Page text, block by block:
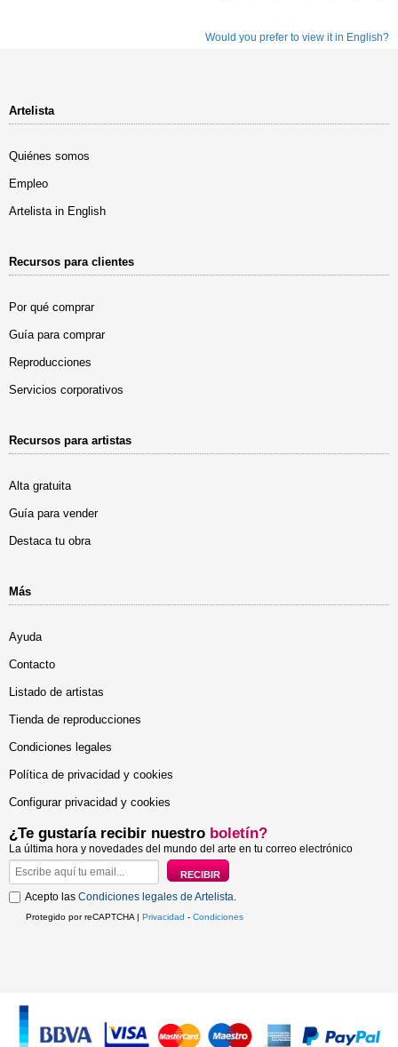
Would you prefer to view it in English?
Artelista
Quiénes somos
Empleo
Artelista in English
Recursos para clientes
Por qué comprar
Guía para comprar
Reproducciones
Servicios corporativos
Recursos para artistas
Alta gratuita
Guía para vender
Destaca tu obra
Más
Ayuda
Contacto
Listado de artistas
Tienda de reproducciones
Condiciones legales
Política de privacidad y cookies
Configurar privacidad y cookies
¿Te gustaría recibir nuestro boletín?
La última hora y novedades del mundo del arte en tu correo electrónico
Acepto las Condiciones legales de Artelista.
Protegido por reCAPTCHA | Privacidad - Condiciones